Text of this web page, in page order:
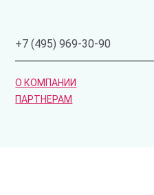
+7 (495) 969-30-90
О КОМПАНИИ
ПАРТНЕРАМ